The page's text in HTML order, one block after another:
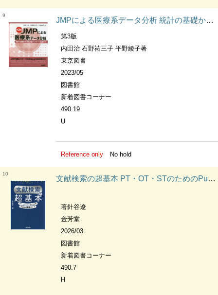
9
JMPによる医療系データ分析 統計の基礎から実験計画・アンケート調査まで
第3版
内田治 石野祐三子 平野綾子著
東京図書
2023/05
図書館
新着図書コーナー
490.19
U
Reference only No hold
10
文献検索の超基本 PT・OT・STのためのPubMed実践ガイド
著針谷遼
金芳堂
2026/03
図書館
新着図書コーナー
490.7
H